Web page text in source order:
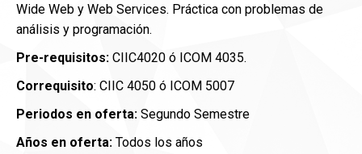
Wide Web y Web Services. Práctica con problemas de
análisis y programación.
Pre-requisitos: CIIC4020 ó ICOM 4035.
Correquisito: CIIC 4050 ó ICOM 5007
Periodos en oferta: Segundo Semestre
Años en oferta: Todos los años